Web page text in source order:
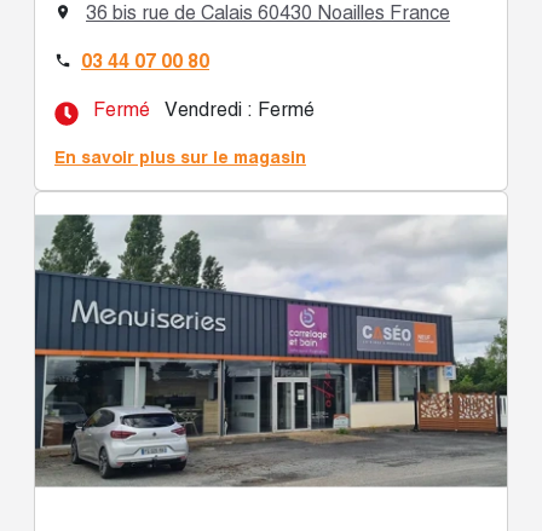
 36 bis rue de Calais 60430 Noailles France
 03 44 07 00 80
Fermé Vendredi : Fermé
En savoir plus sur le magasin